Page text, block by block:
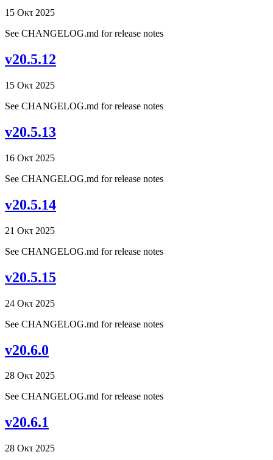
15 Οκτ 2025
See CHANGELOG.md for release notes
v20.5.12
15 Οκτ 2025
See CHANGELOG.md for release notes
v20.5.13
16 Οκτ 2025
See CHANGELOG.md for release notes
v20.5.14
21 Οκτ 2025
See CHANGELOG.md for release notes
v20.5.15
24 Οκτ 2025
See CHANGELOG.md for release notes
v20.6.0
28 Οκτ 2025
See CHANGELOG.md for release notes
v20.6.1
28 Οκτ 2025